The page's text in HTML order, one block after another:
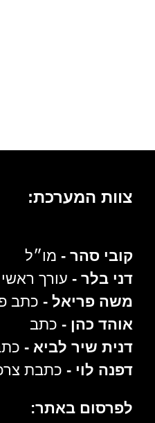
צוות המערכת:
קובי סהר - מו״ל
דני בלר - עורך ראשי
משה פריאל - כתב
אוהד כהן - כתב
דנית שיר לביא -
דפנה לוי - כתבת
לפרסום באתר: